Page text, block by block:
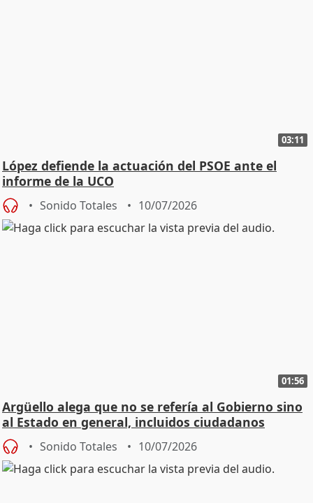
03:11
López defiende la actuación del PSOE ante el
informe de la UCO
Sonido Totales 10/07/2026
01:56
Argüello alega que no se refería al Gobierno sino
al Estado en general, incluidos ciudadanos
Sonido Totales 10/07/2026